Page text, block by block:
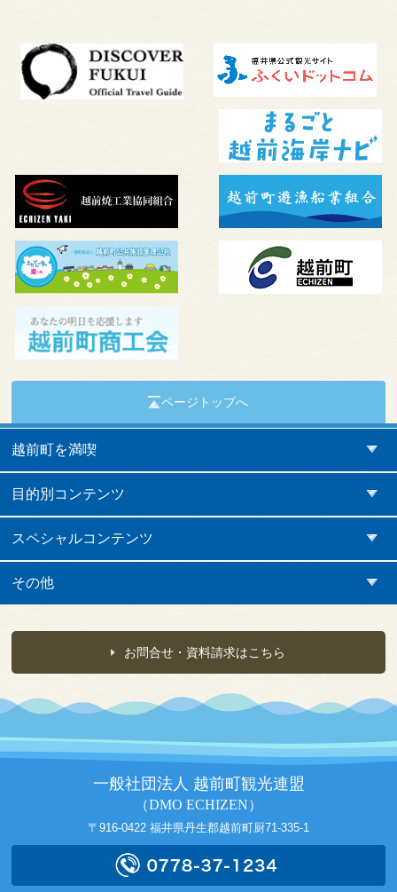
ページトップへ
越前町を満喫
目的別コンテンツ
スペシャルコンテンツ
その他
お問合せ・資料請求はこちら
一般社団法人 越前町観光連盟
（DMO ECHIZEN）
〒916-0422 福井県丹生郡越前町厨71-335-1